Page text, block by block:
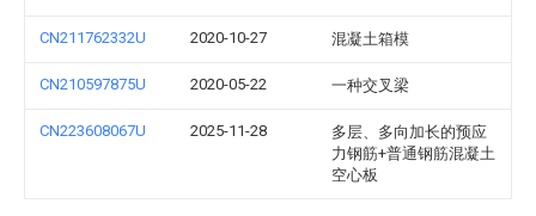
CN211762332U 2020-10-27 混凝土箱模
CN210597875U 2020-05-22 一种交叉梁
CN223608067U 2025-11-28
多层、多向加长的预应
力钢筋+普通钢筋混凝土
空心板